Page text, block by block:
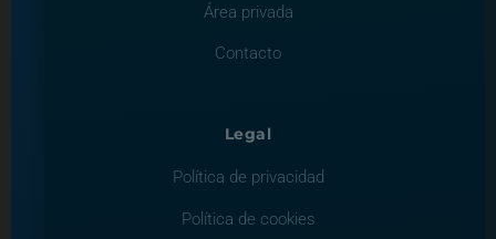
Área privada
Contacto
Legal
Política de privacidad
Política de cookies